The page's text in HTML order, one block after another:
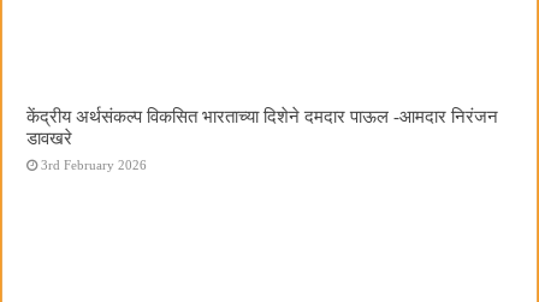
केंद्रीय अर्थसंकल्प विकसित भारताच्या दिशेने दमदार पाऊल -आमदार निरंजन
डावखरे
3rd February 2026